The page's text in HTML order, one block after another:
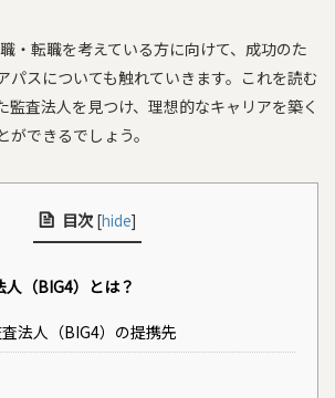
・転職を考えている方に向けて、成功のた
パスについても触れていきます。これを読む
監査法人を見つけ、理想的なキャリアを築く
できるでしょう。
目次 [hide]
人（BIG4）とは？
法人（BIG4）の提携先